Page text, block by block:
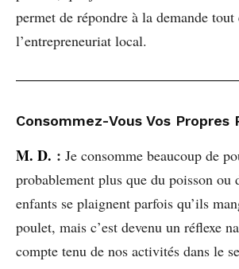
permet de répondre à la demande tout
l’entrepreneuriat local.
Consommez-Vous Vos Propres
M. D. : Je consomme beaucoup de
probablement plus que du poisson ou
enfants se plaignent parfois qu’ils
poulet, mais c’est devenu un réflexe
compte tenu de nos activités dans le